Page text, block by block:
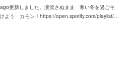
更新しました。涙流さぬまま 寒い冬を過ごそ
よう カモン！https://open.spotify.com/playlist/…